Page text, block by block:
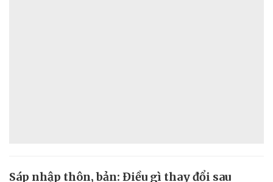
Sáp nhập thôn, bản: Điều gì thay đổi sau